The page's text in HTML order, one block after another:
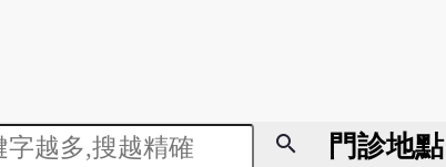
search 門診地點